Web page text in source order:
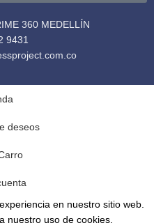
360 MEDELLÍN
9431
deseos
en nuestro sitio web.
nuestro uso de cookies.